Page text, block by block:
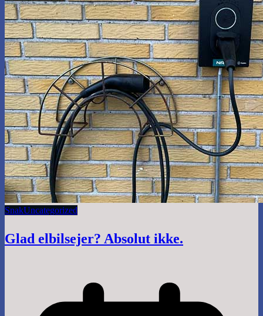
SnakUncategorized
Glad elbilsejer? Absolut ikke.